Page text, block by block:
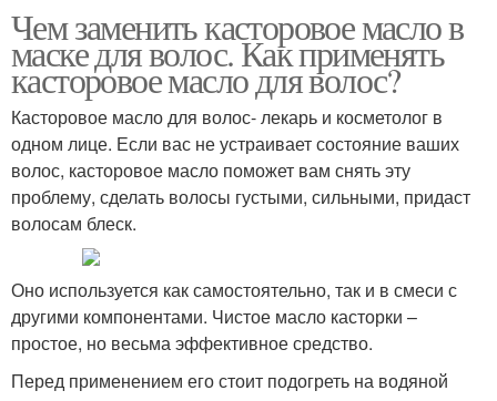
Чем заменить касторовое масло в
маске для волос. Как применять
касторовое масло для волос?
Касторовое масло для волос- лекарь и косметолог в
одном лице. Если вас не устраивает состояние ваших
волос, касторовое масло поможет вам снять эту
проблему, сделать волосы густыми, сильными, придаст
волосам блеск.
Оно используется как самостоятельно, так и в смеси с
другими компонентами. Чистое масло касторки –
простое, но весьма эффективное средство.
Перед применением его стоит подогреть на водяной